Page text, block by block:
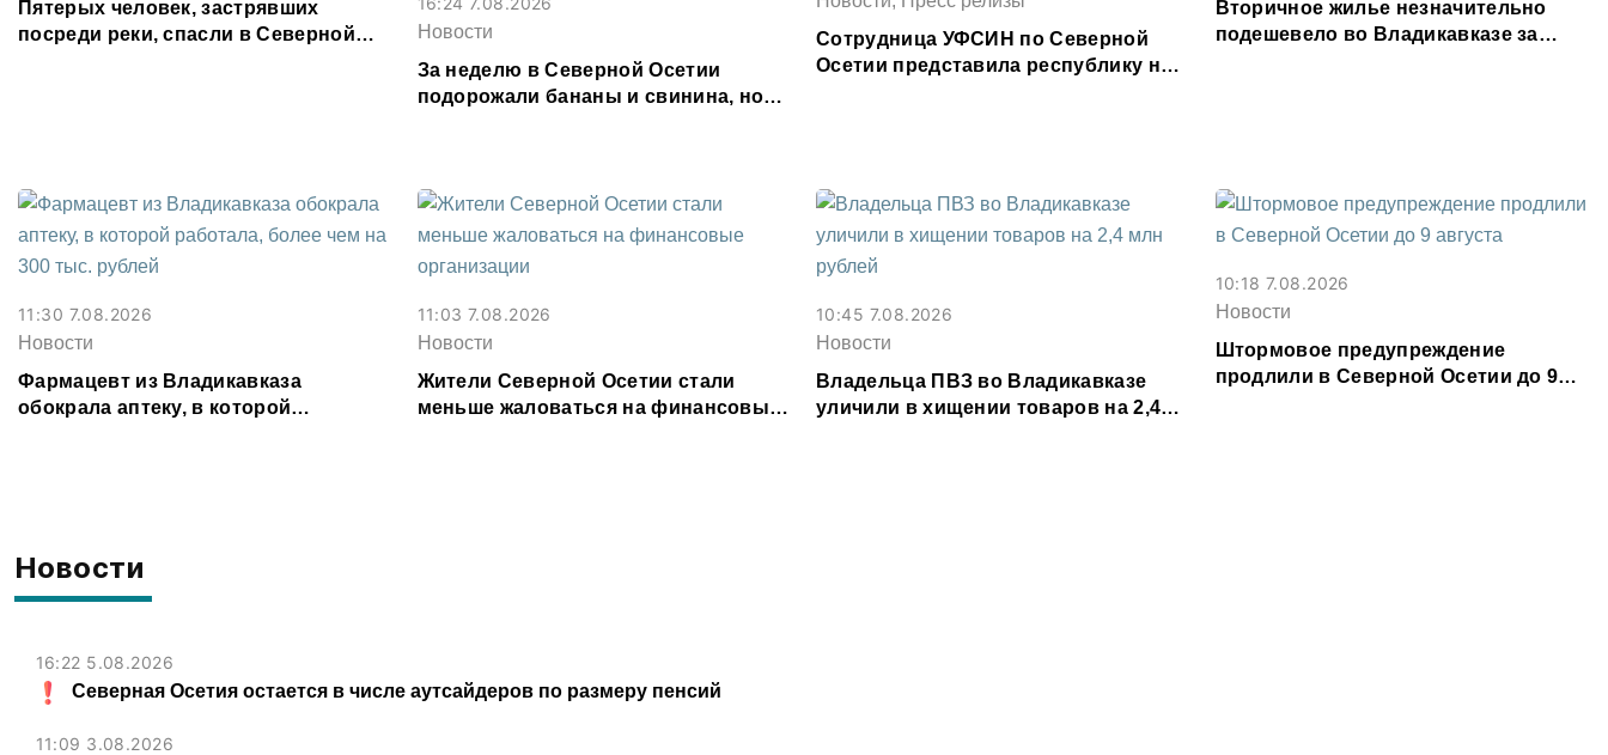
Новости
16:22 5.08.2026
Северная Осетия остается в числе аутсайдеров по размеру пенсий
11:09 3.08.2026
Пятерых человек, застрявших
посреди реки, спасли в Северной
Новости
За неделю в Северной Осетии
подорожали бананы и свинина, но
Сотрудница УФСИН по Северной
Осетии представила республику на
Вторичное жилье незначительно
подешевело во Владикавказе за
11:30 7.08.2026
Новости
Фармацевт из Владикавказа
обокрала аптеку, в которой
11:03 7.08.2026
Новости
Жители Северной Осетии стали
меньше жаловаться на финансовые
10:45 7.08.2026
Новости
Владельца ПВЗ во Владикавказе
уличили в хищении товаров на 2,4
10:18 7.08.2026
Новости
Штормовое предупреждение
продлили в Северной Осетии до 9